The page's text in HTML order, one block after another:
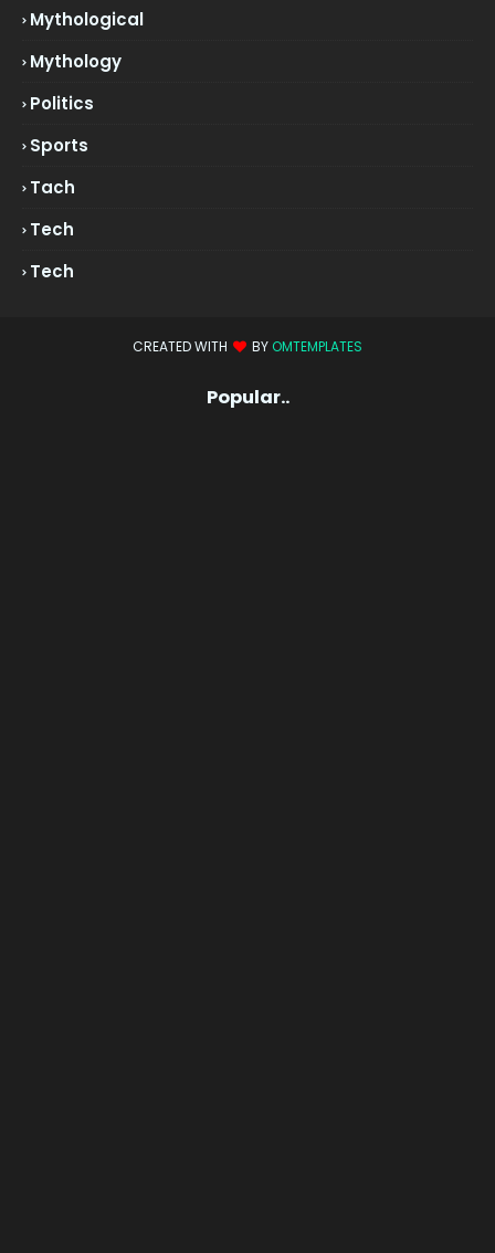
Mythological
Mythology
Politics
Sports
Tach
Tech
Tech
CREATED WITH BY OMTEMPLATES
Popular..